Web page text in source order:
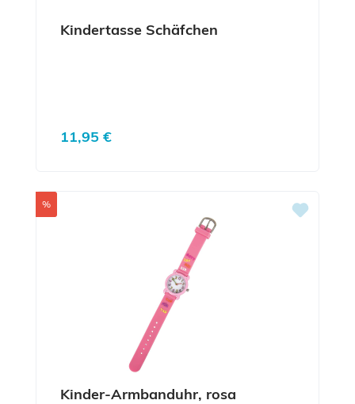
Kindertasse Schäfchen
Regulärer Preis:
11,95 €
Rabatt
%
Kinder-Armbanduhr, rosa